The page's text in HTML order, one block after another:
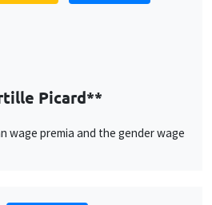
Picard**
wage premia and the gender wage